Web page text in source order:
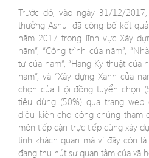
Trước đó, vào ngày 31/12/
thưởng Ashui đã công bố kết
năm 2017 trong lĩnh vực Xây
năm”, “Công trình của năm”,
tư của năm”, “Hãng Kỹ thuật của
năm”, và “Xây dựng Xanh của
chọn của Hội đồng tuyển chọn
tiêu dùng (50%) qua trang web
điều kiện cho công chúng tham
môn tiếp cận trực tiếp cùng xây
tính khách quan mà vì đây còn
đang thu hút sự quan tâm của xã